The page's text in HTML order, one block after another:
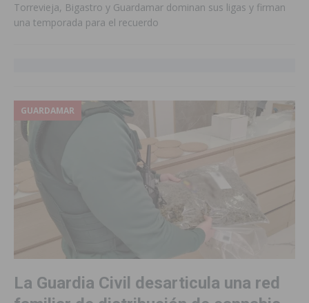
Torrevieja, Bigastro y Guardamar dominan sus ligas y firman
una temporada para el recuerdo
GUARDAMAR
La Guardia Civil desarticula una red